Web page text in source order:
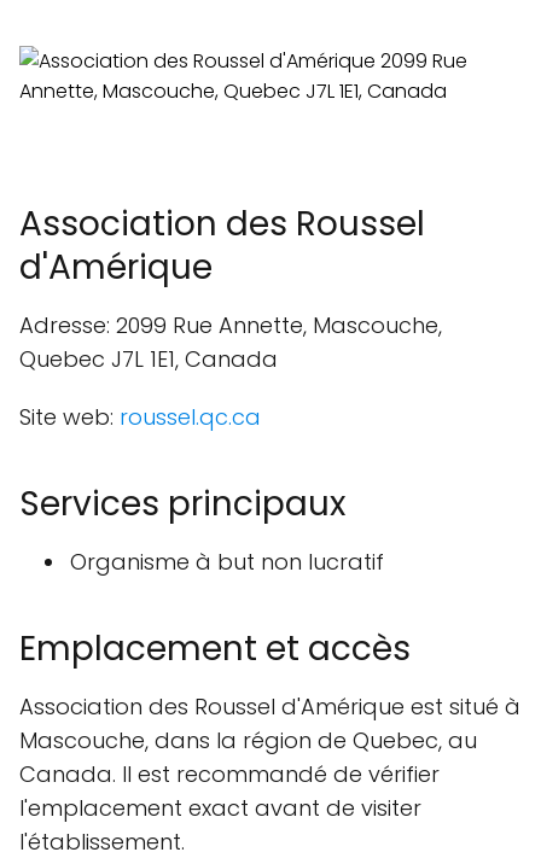
Association des Roussel
d'Amérique
Adresse: 2099 Rue Annette, Mascouche,
Quebec J7L 1E1, Canada
Site web: roussel.qc.ca
Services principaux
Organisme à but non lucratif
Emplacement et accès
Association des Roussel d'Amérique est situé à
Mascouche, dans la région de Quebec, au
Canada. Il est recommandé de vérifier
l'emplacement exact avant de visiter
l'établissement.